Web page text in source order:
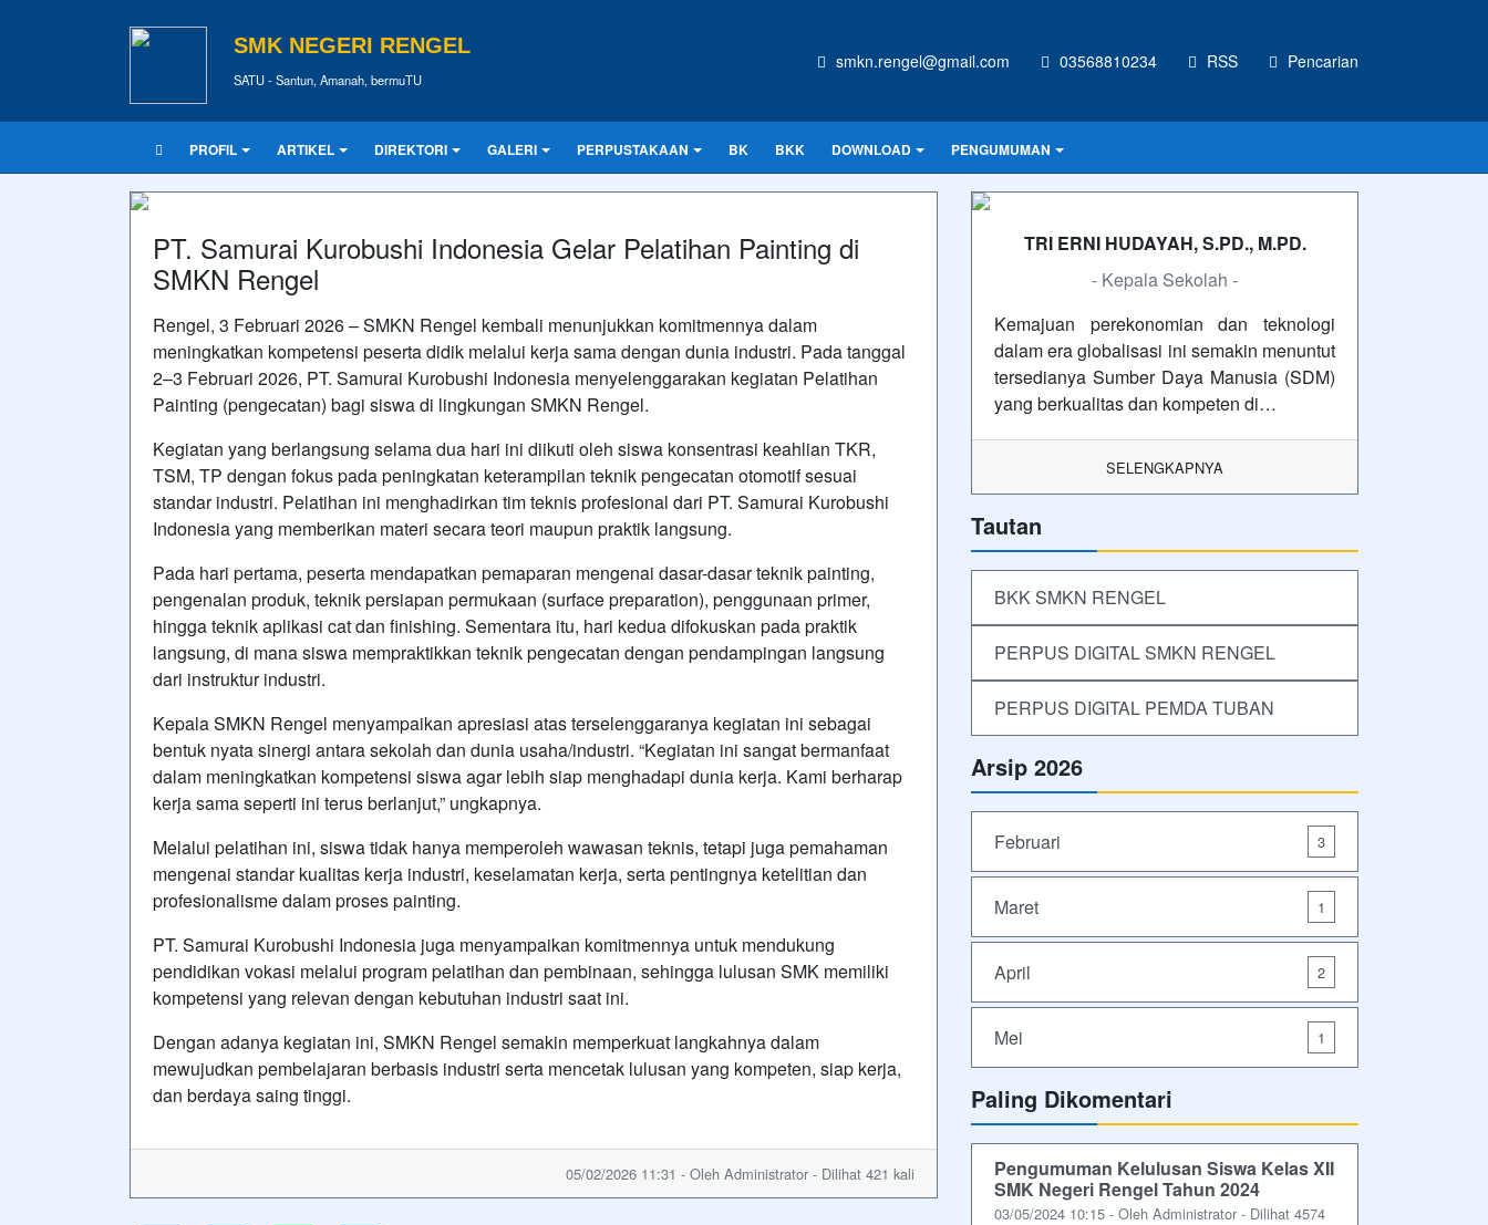
SMK NEGERI RENGEL
SATU - Santun, Amanah, bermuTU
smkn.rengel@gmail.com 03568810234 RSS Pencarian
PROFIL ARTIKEL DIREKTORI GALERI PERPUSTAKAAN BK BKK DOWNLOAD PENGUMUMAN
PT. Samurai Kurobushi Indonesia Gelar Pelatihan Painting di
SMKN Rengel
Rengel, 3 Februari 2026 – SMKN Rengel kembali menunjukkan komitmennya dalam
meningkatkan kompetensi peserta didik melalui kerja sama dengan dunia industri. Pada tanggal
2–3 Februari 2026, PT. Samurai Kurobushi Indonesia menyelenggarakan kegiatan Pelatihan
Painting (pengecatan) bagi siswa di lingkungan SMKN Rengel.
Kegiatan yang berlangsung selama dua hari ini diikuti oleh siswa konsentrasi keahlian TKR,
TSM, TP dengan fokus pada peningkatan keterampilan teknik pengecatan otomotif sesuai
standar industri. Pelatihan ini menghadirkan tim teknis profesional dari PT. Samurai Kurobushi
Indonesia yang memberikan materi secara teori maupun praktik langsung.
Pada hari pertama, peserta mendapatkan pemaparan mengenai dasar-dasar teknik painting,
pengenalan produk, teknik persiapan permukaan (surface preparation), penggunaan primer,
hingga teknik aplikasi cat dan finishing. Sementara itu, hari kedua difokuskan pada praktik
langsung, di mana siswa mempraktikkan teknik pengecatan dengan pendampingan langsung
dari instruktur industri.
Kepala SMKN Rengel menyampaikan apresiasi atas terselenggaranya kegiatan ini sebagai
bentuk nyata sinergi antara sekolah dan dunia usaha/industri. “Kegiatan ini sangat bermanfaat
dalam meningkatkan kompetensi siswa agar lebih siap menghadapi dunia kerja. Kami berharap
kerja sama seperti ini terus berlanjut,” ungkapnya.
Melalui pelatihan ini, siswa tidak hanya memperoleh wawasan teknis, tetapi juga pemahaman
mengenai standar kualitas kerja industri, keselamatan kerja, serta pentingnya ketelitian dan
profesionalisme dalam proses painting.
PT. Samurai Kurobushi Indonesia juga menyampaikan komitmennya untuk mendukung
pendidikan vokasi melalui program pelatihan dan pembinaan, sehingga lulusan SMK memiliki
kompetensi yang relevan dengan kebutuhan industri saat ini.
Dengan adanya kegiatan ini, SMKN Rengel semakin memperkuat langkahnya dalam
mewujudkan pembelajaran berbasis industri serta mencetak lulusan yang kompeten, siap kerja,
dan berdaya saing tinggi.
05/02/2026 11:31 - Oleh Administrator - Dilihat 421 kali
TRI ERNI HUDAYAH, S.PD., M.PD.
- Kepala Sekolah -
Kemajuan perekonomian dan teknologi
dalam era globalisasi ini semakin menuntut
tersedianya Sumber Daya Manusia (SDM)
yang berkualitas dan kompeten di…
SELENGKAPNYA
Tautan
BKK SMKN RENGEL
PERPUS DIGITAL SMKN RENGEL
PERPUS DIGITAL PEMDA TUBAN
Arsip 2026
Februari 3
Maret 1
April 2
Mei 1
Paling Dikomentari
Pengumuman Kelulusan Siswa Kelas XII
SMK Negeri Rengel Tahun 2024
03/05/2024 10:15 - Oleh Administrator - Dilihat 4574